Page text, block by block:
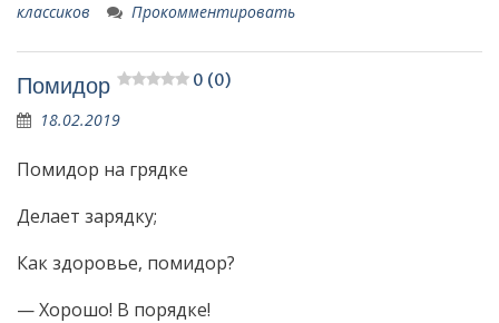
классиков
Прокомментировать
Помидор 0 (0)
18.02.2019
Помидор на грядке
Делает зарядку;
Как здоровье, помидор?
— Хорошо! В порядке!